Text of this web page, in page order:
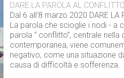
DARE LA PAROLA AL CONFLITTO
Dal 6 all’8 marzo 2020 DARE LA
La parola che scioglie i nodi - a
parola “ conflitto”, centrale
contemporanea, viene
negativo, come una situazione
causa di difficoltà e sofferenza.